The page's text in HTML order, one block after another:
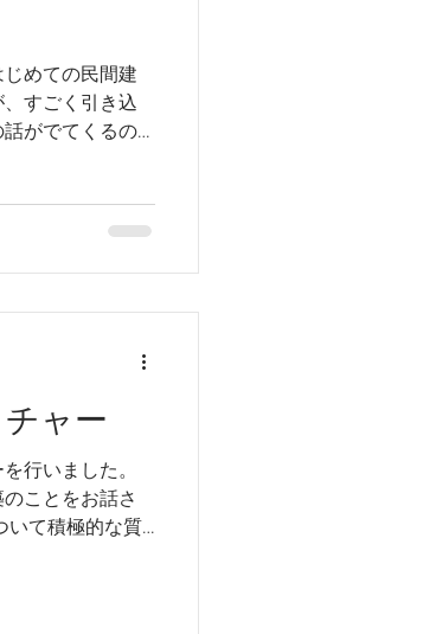
めての民間建
すごく引き込
がでてくるの
ャー
行いました。
ことをお話さ
いて積極的な質